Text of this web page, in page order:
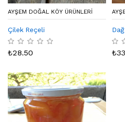
AYŞEM DOĞAL KÖY ÜRÜNLERİ
Çilek Reçeli
₺28.50 ₺